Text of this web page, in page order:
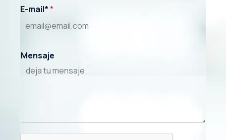
E-mail**
Mensaje